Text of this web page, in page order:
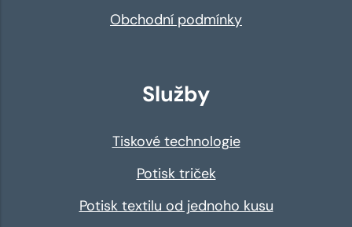
Obchodní podmínky
Služby
Tiskové technologie
Potisk triček
Potisk textilu od jednoho kusu